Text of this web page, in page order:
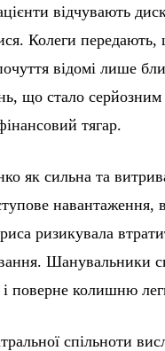
відчувають
Колеги
відомі лише
що стало
тягар.
як сильна та
навантаження,
ризикувала
Шанувальники
поверне колишню
спільноти